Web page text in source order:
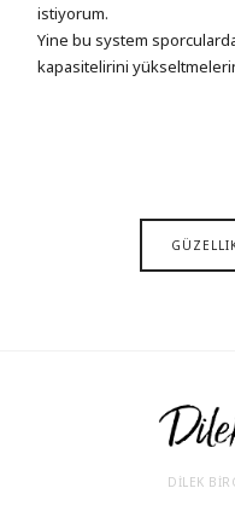
istiyorum.
Yine bu system
kapasitelirini
DİLEK